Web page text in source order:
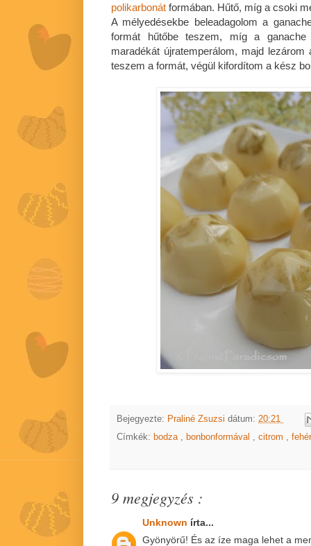
polikarbonát formában. Hűtő, míg a csoki
A mélyedésekbe beleadagolom a
formát hűtőbe teszem, míg a
maradékát újratemperálom, majd
teszem a formát, végül kifordítom a kész
Bejegyezte: Praliné Zsuzsi dátum: 20:21
Címkék: bodza , bonbonformával , citrom ,
9 megjegyzés :
Unknown írta...
Gyönyörű! És az íze maga lehet a